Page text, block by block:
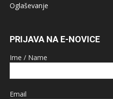
Oglaševanje
PRIJAVA NA E-NOVICE
Ime / Name
Email